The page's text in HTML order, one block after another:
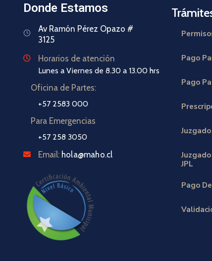
Donde Estamos
Av Ramón Pérez Opazo #
3125
Horarios de atención
Lunes a Viernes de 8.30 a 13.00 hrs
Oficina de Partes:
+57 2583 000
Para Emergencias
+57 258 3050
Email: hola@maho.cl
Pago
Pago
JPL
Pago